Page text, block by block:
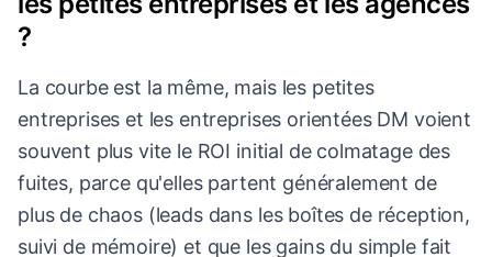
?
La courbe est la même, mais les petites
entreprises et les entreprises orientées DM voient
souvent plus vite le ROI initial de colmatage des
fuites, parce qu'elles partent généralement de
plus de chaos (leads dans les boîtes de réception,
suivi de mémoire) et que les gains du simple fait